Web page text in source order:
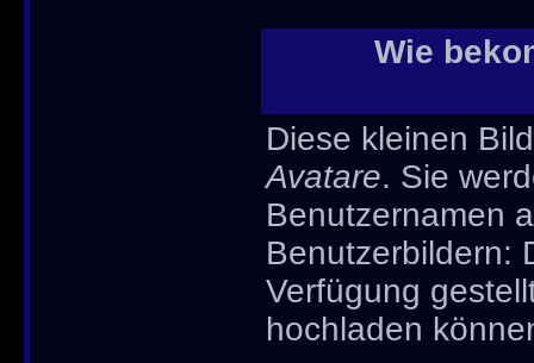
Wie
Diese kleinen
Avatare. Sie
Benutzernamen
Benutzerbildern:
Verfügung
hochladen